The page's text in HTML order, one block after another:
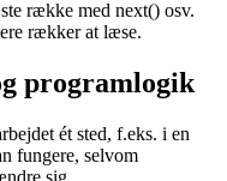
række med next() osv.
rækker at læse.
programlogik
ét sted, f.eks. i en
fungere, selvom
sig.